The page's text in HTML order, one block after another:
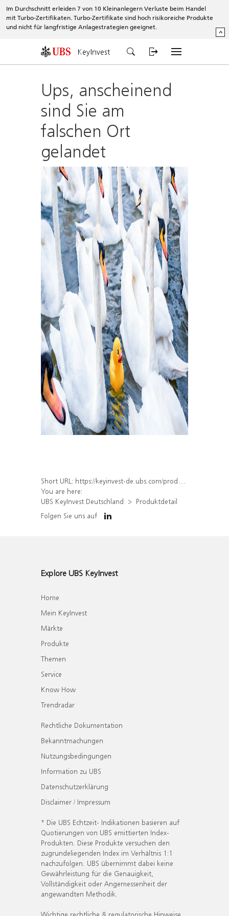
Im Durchschnitt erleiden 7 von 10 Kleinanlegern Verluste beim Handel
mit Turbo-Zertifikaten. Turbo-Zertifikate sind hoch risikoreiche Produkte
und nicht für langfristige Anlagestrategien geeignet.
^
KeyInvest
Ups, anscheinend
sind Sie am
falschen Ort
gelandet
Short URL: https://keyinvest-de.ubs.com/produkt/detail/index/isin/DE000WA5F6K4
You are here:
UBS KeyInvest Deutschland
Produktdetail
Folgen Sie uns auf
Explore UBS KeyInvest
Home
Mein KeyInvest
Märkte
Produkte
Themen
Service
Know How
Trendradar
Rechtliche Dokumentation
Bekanntmachungen
Nutzungsbedingungen
Information zu UBS
Datenschutzerklärung
Disclaimer / Impressum
* Die UBS Echtzeit- Indikationen basieren auf
Quotierungen von UBS emittierten Index-
Produkten. Diese Produkte versuchen den
zugrundeliegenden Index im Verhältnis 1:1
nachzufolgen. UBS übernimmt dabei keine
Gewährleistung für die Genauigkeit,
Vollständigkeit oder Angemessenheit der
angewandten Methodik.